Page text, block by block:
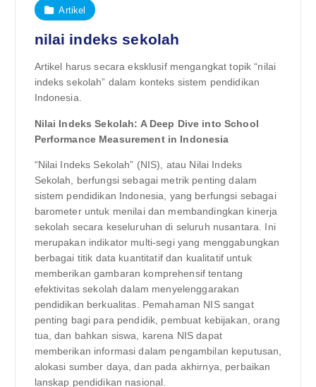
Artikel
nilai indeks sekolah
Artikel harus secara eksklusif mengangkat topik “nilai
indeks sekolah” dalam konteks sistem pendidikan
Indonesia.
Nilai Indeks Sekolah: A Deep Dive into School
Performance Measurement in Indonesia
“Nilai Indeks Sekolah” (NIS), atau Nilai Indeks
Sekolah, berfungsi sebagai metrik penting dalam
sistem pendidikan Indonesia, yang berfungsi sebagai
barometer untuk menilai dan membandingkan kinerja
sekolah secara keseluruhan di seluruh nusantara. Ini
merupakan indikator multi-segi yang menggabungkan
berbagai titik data kuantitatif dan kualitatif untuk
memberikan gambaran komprehensif tentang
efektivitas sekolah dalam menyelenggarakan
pendidikan berkualitas. Pemahaman NIS sangat
penting bagi para pendidik, pembuat kebijakan, orang
tua, dan bahkan siswa, karena NIS dapat
memberikan informasi dalam pengambilan keputusan,
alokasi sumber daya, dan pada akhirnya, perbaikan
lanskap pendidikan nasional.